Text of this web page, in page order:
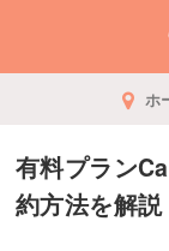
ホ
有料プラン
約方法を解説